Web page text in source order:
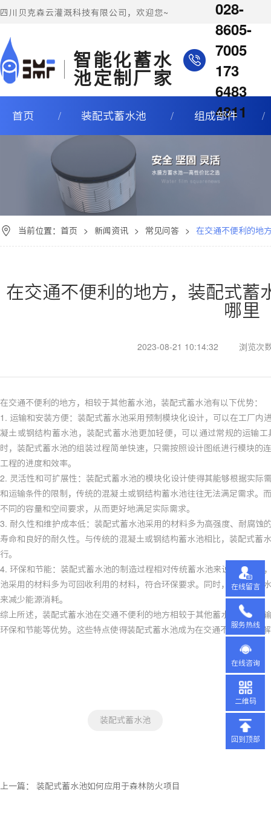
四川贝克森云灌溉科技有限公司，欢迎您~
智能化蓄水
池定制厂家
028-
8605-
7005
173
6483
4811
首页 装配式蓄水池 组成部件
当前位置： 首页 > 新闻资讯 > 常见问答 > 在交通不便利的地
在交通不便利的地方，装配式蓄
哪里
2023-08-21 10:14:32 浏览次
在交通不便利的地方，相较于其他蓄水池，装配式蓄水池有以下优势：
1. 运输和安装方便：装配式蓄水池采用预制模块化设计，可以在工厂内
凝土或钢结构蓄水池，装配式蓄水池更加轻便，可以通过常规的运输
时，装配式蓄水池的组装过程简单快速，只需按照设计图纸进行模块的
工程的进度和效率。
2. 灵活性和可扩展性：装配式蓄水池的模块化设计使得其能够根据实际
和运输条件的限制，传统的混凝土或钢结构蓄水池往往无法满足需求。
不同的容量和空间要求，从而更好地满足实际需求。
3. 耐久性和维护成本低：装配式蓄水池采用的材料多为高强度、耐腐蚀
寿命和良好的耐久性。与传统的混凝土或钢结构蓄水池相比，装配式蓄
行。
4. 环保和节能：装配式蓄水池的制造过程相对传统蓄水池来说更加环保
池采用的材料多为可回收利用的材料，符合环保要求。同时，装配式蓄
来减少能源消耗。
综上所述，装配式蓄水池在交通不便利的地方相较于其他蓄水池具有运
环保和节能等优势。这些特点使得装配式蓄水池成为在交通不便利地区
装配式蓄水池
上一篇： 装配式蓄水池如何应用于森林防火项目
在线留言
服务热线
在线咨询
二维码
回到顶部